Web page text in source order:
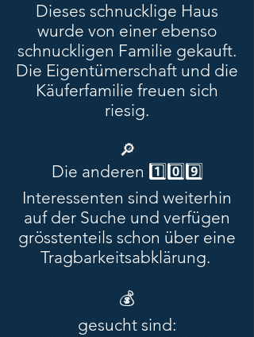
Dieses schnucklige Haus
wurde von einer ebenso
schnuckligen Familie gekauft.
Die Eigentümerschaft und die
Käuferfamilie freuen sich
riesig.
🔎
Die anderen 1️⃣0️⃣9️⃣
Interessenten sind weiterhin
auf der Suche und verfügen
grösstenteils schon über eine
Tragbarkeitsabklärung.
💰
gesucht sind: